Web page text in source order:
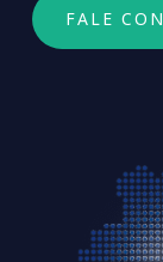
FALE